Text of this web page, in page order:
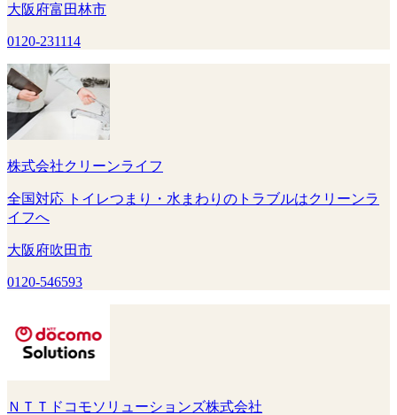
大阪府富田林市
0120-231114
株式会社クリーンライフ
全国対応 トイレつまり・水まわりのトラブルはクリーンラ
イフへ
大阪府吹田市
0120-546593
ＮＴＴドコモソリューションズ株式会社